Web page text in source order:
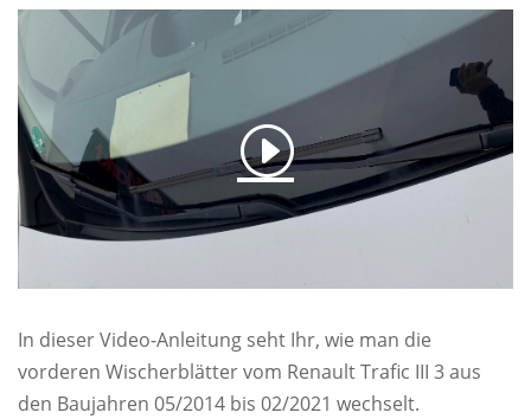
In dieser Video-Anleitung seht Ihr, wie man die
vorderen Wischerblätter vom Renault Trafic III 3 aus
den Baujahren 05/2014 bis 02/2021 wechselt.